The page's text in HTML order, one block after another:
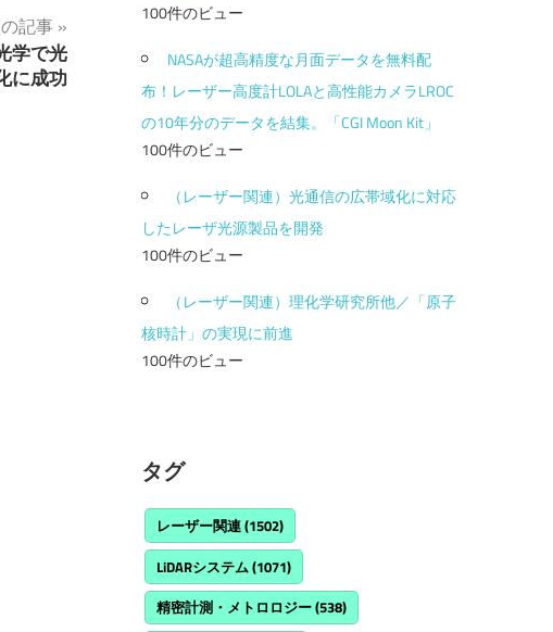
記事
学で光
に成功
100件のビュー
NASAが超高精度な月面データを無料配
布！レーザー高度計LOLAと高性能カメラLROC
の10年分のデータを結集。「CGI Moon Kit」
100件のビュー
（レーザー関連）光通信の広帯域化に対応
したレーザ光源製品を開発
100件のビュー
（レーザー関連）理化学研究所他／「原子
核時計」の実現に前進
100件のビュー
タグ
レーザー関連(1502)
LiDARシステム(1071)
精密計測・メトロロジー(538)